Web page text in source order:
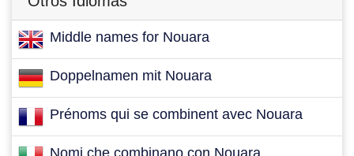
Middle names for Nouara
Doppelnamen mit Nouara
Prénoms qui se combinent avec Nouara
Nomi che combinano con Nouara